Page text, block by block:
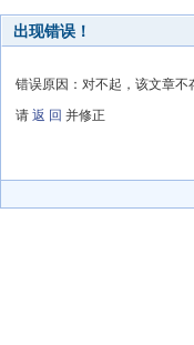
出现错误！
错误原因：对不起，该文章不
请 返 回 并修正